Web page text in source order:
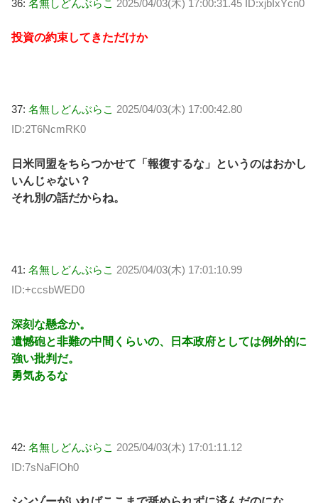
36: 名無しどんぶらこ 2025/04/03(木) 17:00:31.45 ID:xjbIxYcn0
投資の約束してきただけか
37: 名無しどんぶらこ 2025/04/03(木) 17:00:42.80
ID:2T6NcmRK0
日米同盟をちらつかせて「報復するな」というのはおかし
いんじゃない？
それ別の話だからね。
41: 名無しどんぶらこ 2025/04/03(木) 17:01:10.99
ID:+ccsbWED0
深刻な懸念か。
遺憾砲と非難の中間くらいの、日本政府としては例外的に
強い批判だ。
勇気あるな
42: 名無しどんぶらこ 2025/04/03(木) 17:01:11.12
ID:7sNaFIOh0